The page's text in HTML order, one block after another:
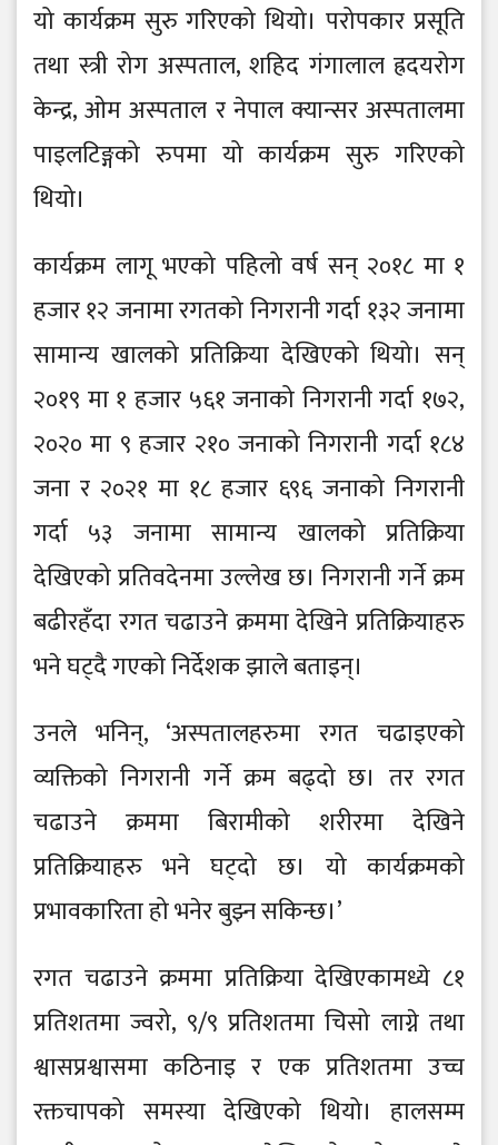
यो कार्यक्रम सुरु गरिएको थियो। परोपकार प्रसूति
तथा स्त्री रोग अस्पताल, शहिद गंगालाल ह्रदयरोग
केन्द्र, ओम अस्पताल र नेपाल क्यान्सर अस्पतालमा
पाइलटिङ्गको रुपमा यो कार्यक्रम सुरु गरिएको
थियो।
कार्यक्रम लागू भएको पहिलो वर्ष सन् २०१८ मा १
हजार १२ जनामा रगतको निगरानी गर्दा १३२ जनामा
सामान्य खालको प्रतिक्रिया देखिएको थियो। सन्
२०१९ मा १ हजार ५६१ जनाको निगरानी गर्दा १७२,
२०२० मा ९ हजार २१० जनाको निगरानी गर्दा १८४
जना र २०२१ मा १८ हजार ६९६ जनाको निगरानी
गर्दा ५३ जनामा सामान्य खालको प्रतिक्रिया
देखिएको प्रतिवदेनमा उल्लेख छ। निगरानी गर्ने क्रम
बढीरहँदा रगत चढाउने क्रममा देखिने प्रतिक्रियाहरु
भने घट्दै गएको निर्देशक झाले बताइन्।
उनले भनिन्, ‘अस्पतालहरुमा रगत चढाइएको
व्यक्तिको निगरानी गर्ने क्रम बढ्दो छ। तर रगत
चढाउने क्रममा बिरामीको शरीरमा देखिने
प्रतिक्रियाहरु भने घट्दो छ। यो कार्यक्रमको
प्रभावकारिता हो भनेर बुझ्न सकिन्छ।’
रगत चढाउने क्रममा प्रतिक्रिया देखिएकामध्ये ८१
प्रतिशतमा ज्वरो, ९/९ प्रतिशतमा चिसो लाग्ने तथा
श्वासप्रश्वासमा कठिनाइ र एक प्रतिशतमा उच्च
रक्तचापको समस्या देखिएको थियो। हालसम्म